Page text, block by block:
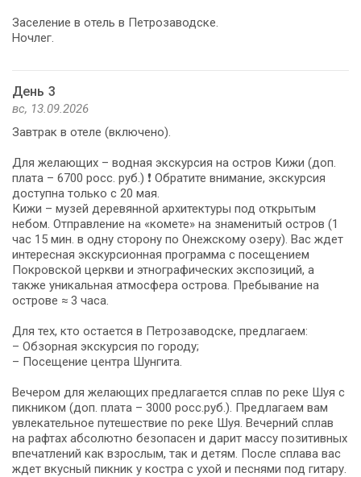
Заселение в отель в Петрозаводске.
Ночлег.
День 3
вс, 13.09.2026
Завтрак в отеле (включено).
Для желающих – водная экскурсия на остров Кижи (доп.
плата – 6700 росс. руб.) ❗ Обратите внимание, экскурсия
доступна только с 20 мая.
Кижи – музей деревянной архитектуры под открытым
небом. Отправление на «комете» на знаменитый остров (1
час 15 мин. в одну сторону по Онежскому озеру). Вас ждет
интересная экскурсионная программа с посещением
Покровской церкви и этнографических экспозиций, а
также уникальная атмосфера острова. Пребывание на
острове ≈ 3 часа.
Для тех, кто остается в Петрозаводске, предлагаем:
– Обзорная экскурсия по городу;
– Посещение центра Шунгита.
Вечером для желающих предлагается сплав по реке Шуя с
пикником (доп. плата – 3000 росс.руб.). Предлагаем вам
увлекательное путешествие по реке Шуя. Вечерний сплав
на рафтах абсолютно безопасен и дарит массу позитивных
впечатлений как взрослым, так и детям. После сплава вас
ждет вкусный пикник у костра с ухой и песнями под гитару.